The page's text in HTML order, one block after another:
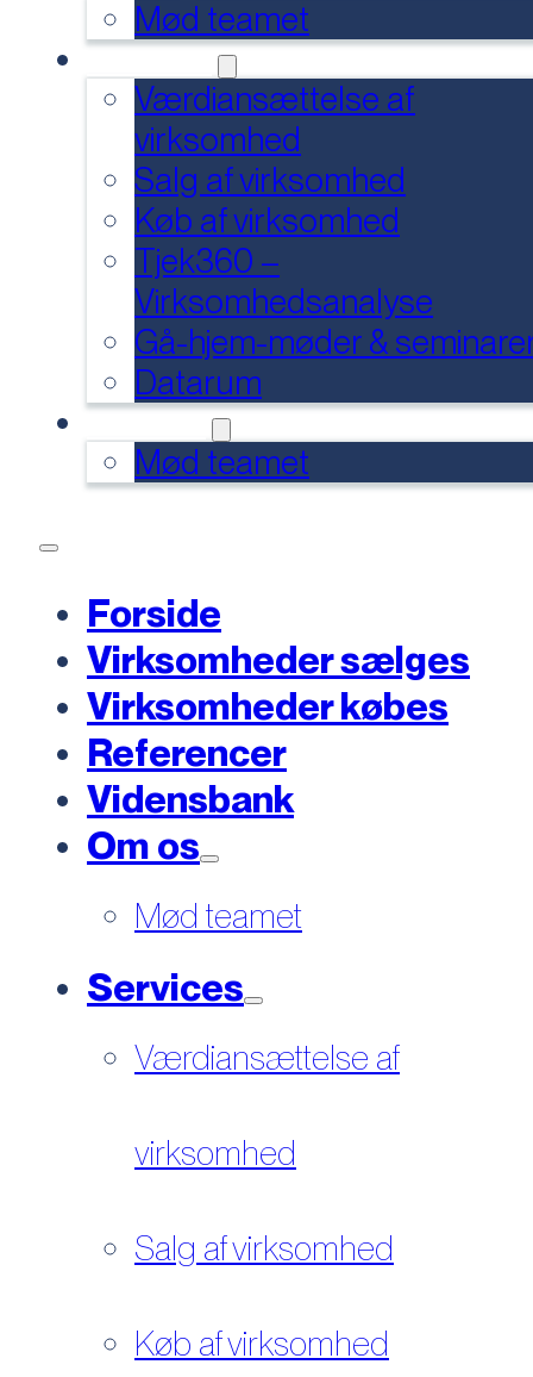
Mød teamet
Værdiansættelse af
virksomhed
Salg af virksomhed
Køb af virksomhed
Tjek360 –
Virksomhedsanalyse
Gå-hjem-møder &
Datarum
Mød teamet
Forside
Virksomheder sælges
Virksomheder købes
Referencer
Vidensbank
Om os
Mød teamet
Services
Værdiansættelse af
virksomhed
Salg af virksomhed
Køb af virksomhed